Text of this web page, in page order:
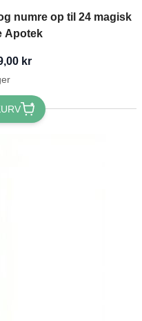
numre op til 24 magisk
Apotek
kr